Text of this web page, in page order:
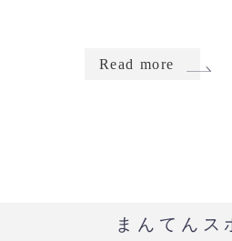
Read more
まんてんス